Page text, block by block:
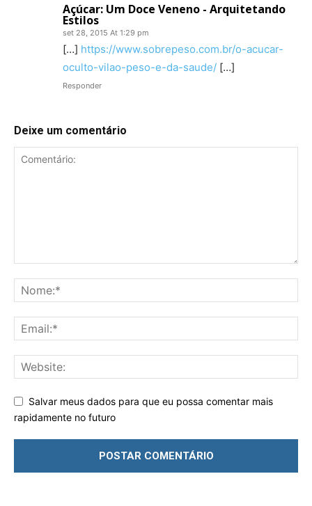
Açúcar: Um Doce Veneno - Arquitetando
Estilos
set 28, 2015 At 1:29 pm
[…] https://www.sobrepeso.com.br/o-acucar-
oculto-vilao-peso-e-da-saude/ […]
Responder
Deixe um comentário
Salvar meus dados para que eu possa comentar mais
rapidamente no futuro